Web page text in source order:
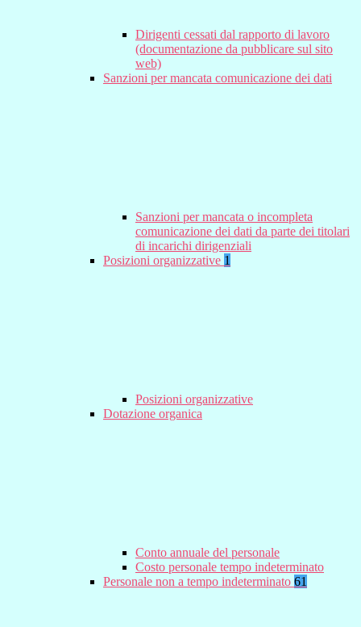
Dirigenti cessati dal rapporto di lavoro
(documentazione da pubblicare sul sito
web)
Sanzioni per mancata comunicazione dei dati
Sanzioni per mancata o incompleta
comunicazione dei dati da parte dei titolari
di incarichi dirigenziali
Posizioni organizzative 1
Posizioni organizzative
Dotazione organica
Conto annuale del personale
Costo personale tempo indeterminato
Personale non a tempo indeterminato 61